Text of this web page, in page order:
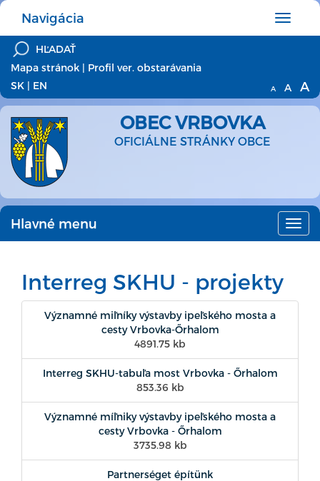
Hlavné
menu
Navigácia
Mapa stránok | Profil ver. obstarávania
SK | EN A A A
OBEC VRBOVKA
OFICIÁLNE STRÁNKY OBCE
Hlavné menu
Interreg SKHU - projekty
Významné miľníky výstavby ipeľského mosta a
cesty Vrbovka-Őrhalom
4891.75 kb
Interreg SKHU-tabuľa most Vrbovka - Őrhalom
853.36 kb
Významné míľniky výstavby ipeľského mosta a
cesty Vrbovka - Őrhalom
3735.98 kb
Partnerséget építünk